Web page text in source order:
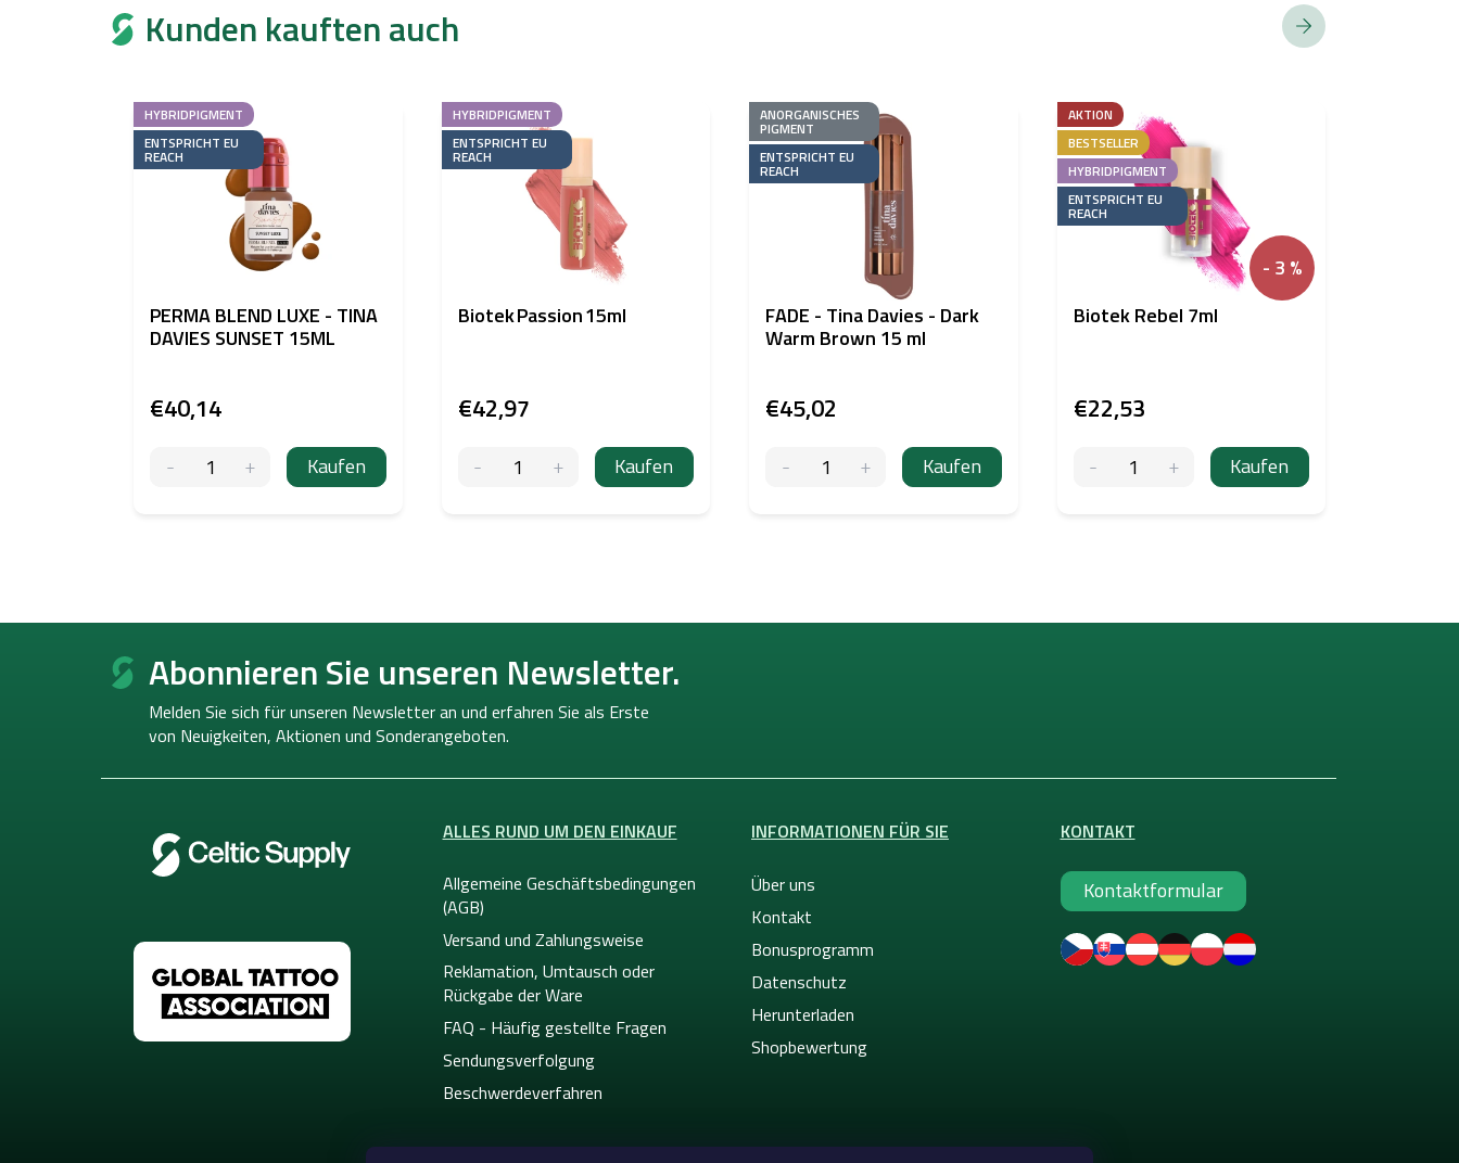
Kunden kauften auch
HYBRIDPIGMENT
ENTSPRICHT EU
REACH
PERMA BLEND LUXE - TINA
DAVIES SUNSET 15ML
€40,14
Kaufen
HYBRIDPIGMENT
ENTSPRICHT EU
REACH
Biotek Passion 15ml
€42,97
Kaufen
ANORGANISCHES
PIGMENT
ENTSPRICHT EU
REACH
FADE - Tina Davies - Dark
Warm Brown 15 ml
€45,02
Kaufen
- 3 %
AKTION
BESTSELLER
HYBRIDPIGMENT
ENTSPRICHT EU
REACH
Biotek Rebel 7ml
€22,53
Kaufen
F
Abonnieren Sie unseren Newsletter.
Melden Sie sich für unseren Newsletter an und erfahren Sie als Erste
von Neuigkeiten, Aktionen und Sonderangeboten.
ALLES RUND UM DEN EINKAUF
Allgemeine Geschäftsbedingungen
(AGB)
Versand und Zahlungsweise
Reklamation, Umtausch oder
Rückgabe der Ware
FAQ - Häufig gestellte Fragen
Sendungsverfolgung
Beschwerdeverfahren
INFORMATIONEN FÜR SIE
Über uns
Kontakt
Bonusprogramm
Datenschutz
Herunterladen
Shopbewertung
KONTAKT
Kontaktformular